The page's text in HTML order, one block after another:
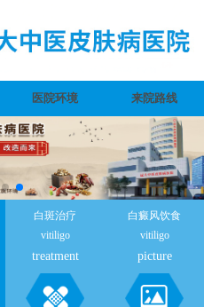
医院环境 来院路线
白斑治疗
vitiligo
treatment
白癜风饮食
vitiligo
picture